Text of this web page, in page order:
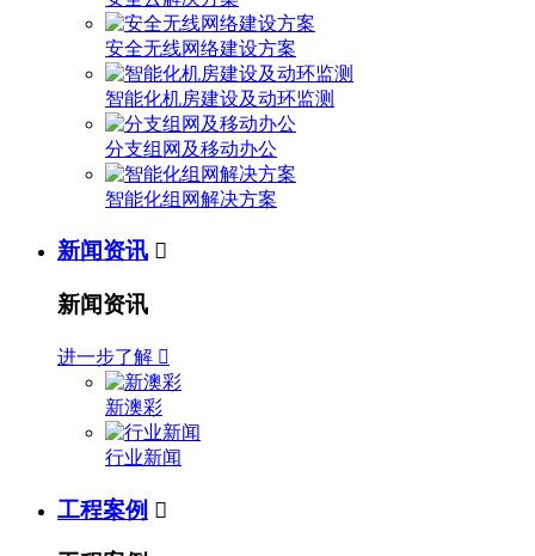
安全无线网络建设方案
智能化机房建设及动环监测
分支组网及移动办公
智能化组网解决方案
新闻资讯 
新闻资讯
进一步了解 
新澳彩
行业新闻
工程案例 